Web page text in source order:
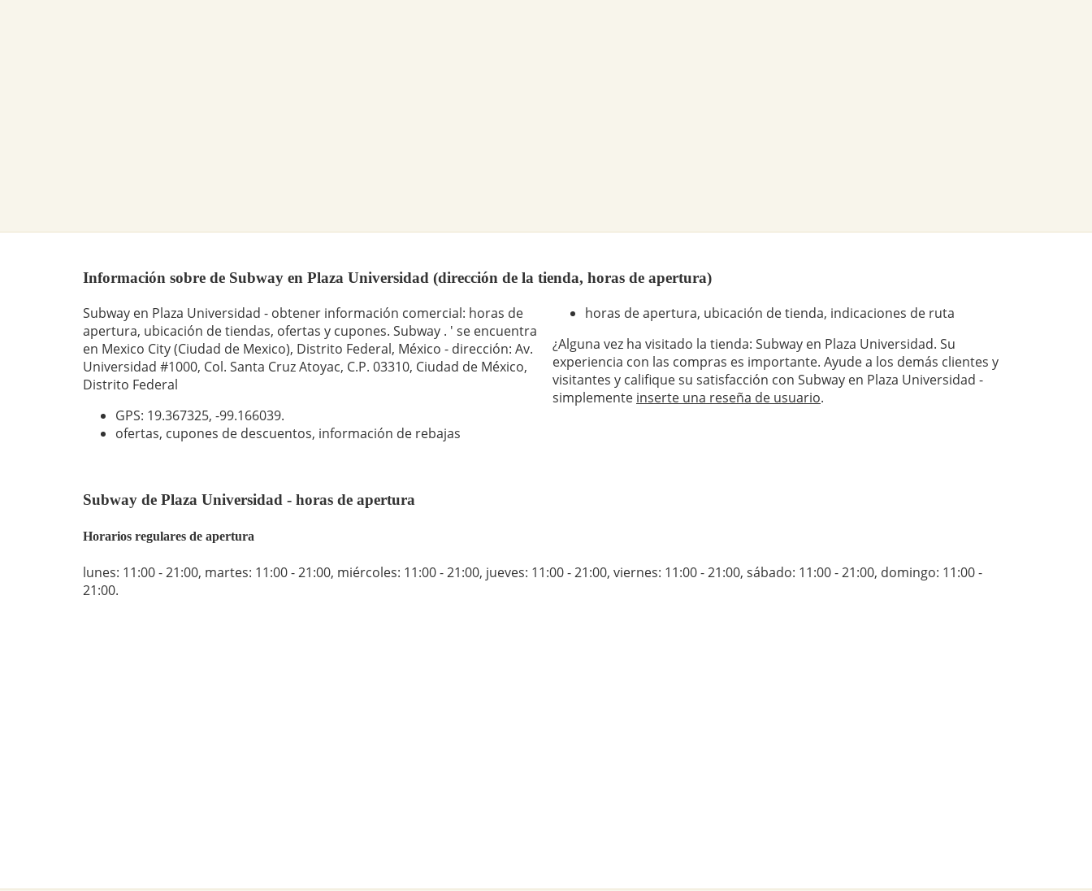
Información sobre de Subway en Plaza Universidad (dirección de la tienda, horas de apertura)
Subway en Plaza Universidad - obtener información comercial: horas de
apertura, ubicación de tiendas, ofertas y cupones. Subway . ' se encuentra
en Mexico City (Ciudad de Mexico), Distrito Federal, México - dirección: Av.
Universidad #1000, Col. Santa Cruz Atoyac, C.P. 03310, Ciudad de México,
Distrito Federal
GPS: 19.367325, -99.166039.
ofertas, cupones de descuentos, información de rebajas
horas de apertura, ubicación de tienda, indicaciones de ruta
¿Alguna vez ha visitado la tienda: Subway en Plaza Universidad. Su
experiencia con las compras es importante. Ayude a los demás clientes y
visitantes y califique su satisfacción con Subway en Plaza Universidad -
simplemente inserte una reseña de usuario.
Subway de Plaza Universidad - horas de apertura
Horarios regulares de apertura
lunes: 11:00 - 21:00, martes: 11:00 - 21:00, miércoles: 11:00 - 21:00, jueves: 11:00 - 21:00, viernes: 11:00 - 21:00, sábado: 11:00 - 21:00, domingo: 11:00 -
21:00.